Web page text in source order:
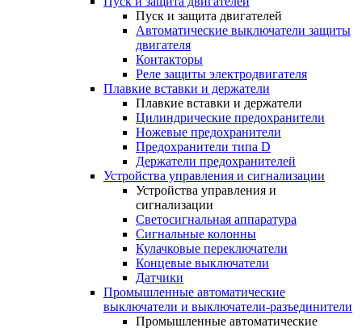
Пуск и защита двигателей
Автоматические выключатели защиты
двигателя
Контакторы
Реле защиты электродвигателя
Плавкие вставки и держатели
Плавкие вставки и держатели
Цилиндрические предохранители
Ножевые предохранители
Предохранители типа D
Держатели предохранителей
Устройства управления и сигнализации
Устройства управления и
сигнализации
Светосигнальная аппаратура
Сигнальные колонны
Кулачковые переключатели
Концевые выключатели
Датчики
Промышленные автоматические
выключатели и выключатели-разъединители
Промышленные автоматические